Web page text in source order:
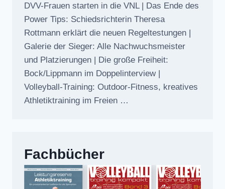
DVV-Frauen starten in die VNL | Das Ende des
Power Tips: Schiedsrichterin Theresa
Rottmann erklärt die neuen Regeltestungen |
Galerie der Sieger: Alle Nachwuchsmeister
und Platzierungen | Die große Freiheit:
Bock/Lippmann im Doppelinterview |
Volleyball-Training: Outdoor-Fitness, kreatives
Athletiktraining im Freien …
Fachbücher